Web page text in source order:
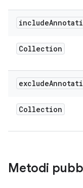
include
Collection
exclude
Collection
Metodi